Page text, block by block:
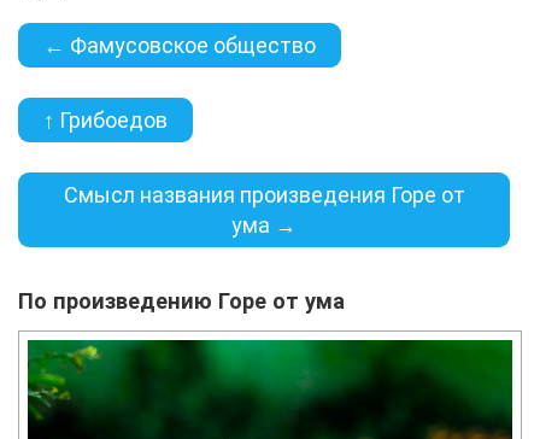
← Фамусовское общество
↑ Грибоедов
Смысл названия произведения Горе от
ума →
По произведению Горе от ума